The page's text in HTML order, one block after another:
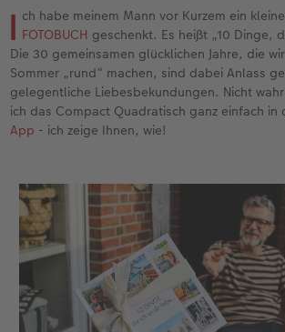
Foto-Kochbuch
Kundenbeispiele
Webinare
Gestaltungsideen
Anleitungen & Hilfe
Inspiration
Neuheiten
CEWE myPhotos
Neuheiten
Extras
Gallery Print
hexxas
Willkommensschild
Mehrteiler
im Wunschformat
Neuheiten
Extras
Klappkarten
Fotokarten
Postkarten
Einzelkarten
Digitale Grußkarte
CEWE myPhotos
Neuheiten
Faber-Castell
Haustierwelt
Geschenkideen
CEWE myPhotos
Neuheiten
CEWE myPhotos
Neuheiten
Kundenbeispiele
Baby
Familie
Geburtstag
Faszination Fotografie
Neuheiten
I ch habe meinem Mann vor Kurzem ein
FOTOBUCH geschenkt. Es heißt „10 Dinge,
Die 30 gemeinsamen glücklichen Jahre, die
Sommer „rund“ machen, sind dabei Anlass
gelegentliche Liebesbekundungen. Nicht
ich das Compact Quadratisch ganz einfach in
App - ich zeige Ihnen, wie!